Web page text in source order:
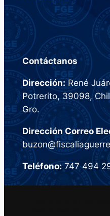
Contáctanos
Dirección: René
Potrerito, 39098,
Gro.
Dirección Correo
Teléfono:747 494